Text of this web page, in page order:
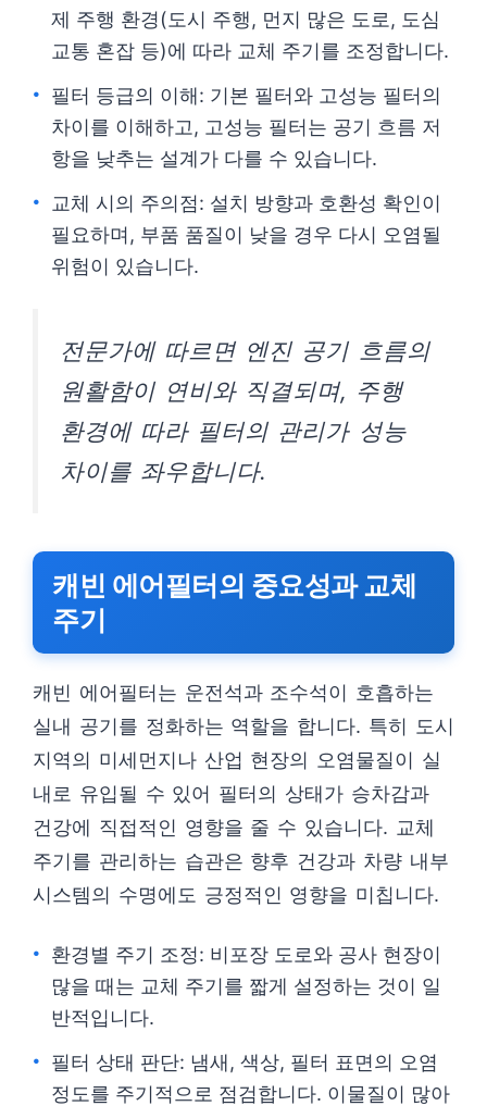
제 주행 환경(도시 주행, 먼지 많은 도로, 도심
교통 혼잡 등)에 따라 교체 주기를 조정합니다.
필터 등급의 이해: 기본 필터와 고성능 필터의
차이를 이해하고, 고성능 필터는 공기 흐름 저
항을 낮추는 설계가 다를 수 있습니다.
교체 시의 주의점: 설치 방향과 호환성 확인이
필요하며, 부품 품질이 낮을 경우 다시 오염될
위험이 있습니다.
전문가에 따르면 엔진 공기 흐름의
원활함이 연비와 직결되며, 주행
환경에 따라 필터의 관리가 성능
차이를 좌우합니다.
캐빈 에어필터의 중요성과 교체
주기
캐빈 에어필터는 운전석과 조수석이 호흡하는
실내 공기를 정화하는 역할을 합니다. 특히 도시
지역의 미세먼지나 산업 현장의 오염물질이 실
내로 유입될 수 있어 필터의 상태가 승차감과
건강에 직접적인 영향을 줄 수 있습니다. 교체
주기를 관리하는 습관은 향후 건강과 차량 내부
시스템의 수명에도 긍정적인 영향을 미칩니다.
환경별 주기 조정: 비포장 도로와 공사 현장이
많을 때는 교체 주기를 짧게 설정하는 것이 일
반적입니다.
필터 상태 판단: 냄새, 색상, 필터 표면의 오염
정도를 주기적으로 점검합니다. 이물질이 많아